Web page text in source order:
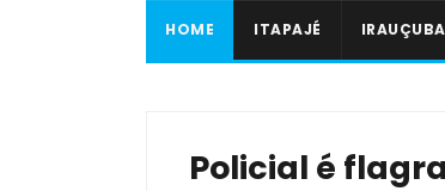
HOME ITAPAJÉ IRAUÇUBA
Policial é